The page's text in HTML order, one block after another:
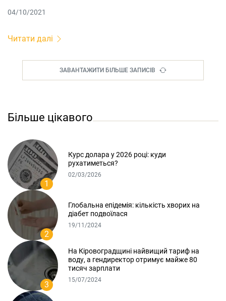
04/10/2021
Читати далі
ЗАВАНТАЖИТИ БІЛЬШЕ ЗАПИСІВ
Більше цікавого
1
Курс долара у 2026 році: куди
рухатиметься?
02/03/2026
2
Глобальна епідемія: кількість хворих на
діабет подвоїлася
19/11/2024
3
На Кіровоградщині найвищий тариф на
воду, а гендиректор отримує майже 80
тисяч зарплати
15/07/2024